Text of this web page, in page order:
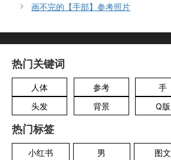
画不完的【手部】参考照片
热门关键词
人体 参考 手
头发
背景 Q版
热门标签
小红书 男 图文